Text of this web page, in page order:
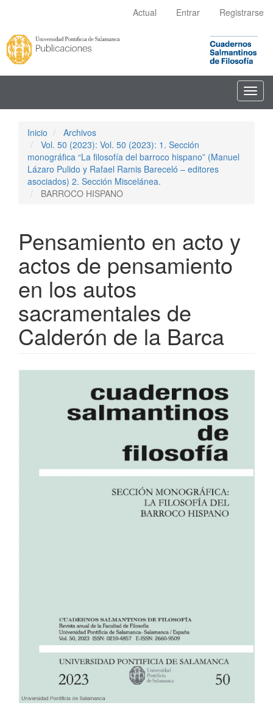
principal
Barra
lateral
Actual Entrar Registrarse
Inicio
Archivos
Vol. 50 (2023): Vol. 50 (2023): 1. Sección
monográfica “La filosofía del barroco hispano” (Manuel
Lázaro Pulido y Rafael Ramis Bareceló – editores
asociados) 2. Sección Miscelánea.
BARROCO HISPANO
Pensamiento en acto y
actos de pensamiento
en los autos
sacramentales de
Calderón de la Barca
Barra